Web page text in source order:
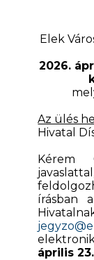
Elek
2026.
Az ülés
Hivatal
Kérem
írásban
április 23.